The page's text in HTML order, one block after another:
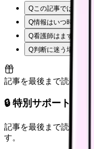
Q この記事では何を確
Q情報はいつ時点のも
Q看護師はまず何か
Q判断に迷う場合はど
記事を最後まで読むと解
🔒 特別サポート枠（
記事を最後まで読むと
す。